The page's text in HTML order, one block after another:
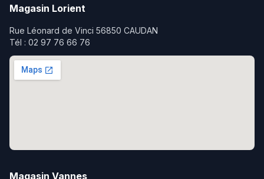
Magasin Lorient
Rue Léonard de Vinci 56850 CAUDAN
Tél : 02 97 76 66 76
Magasin Vannes